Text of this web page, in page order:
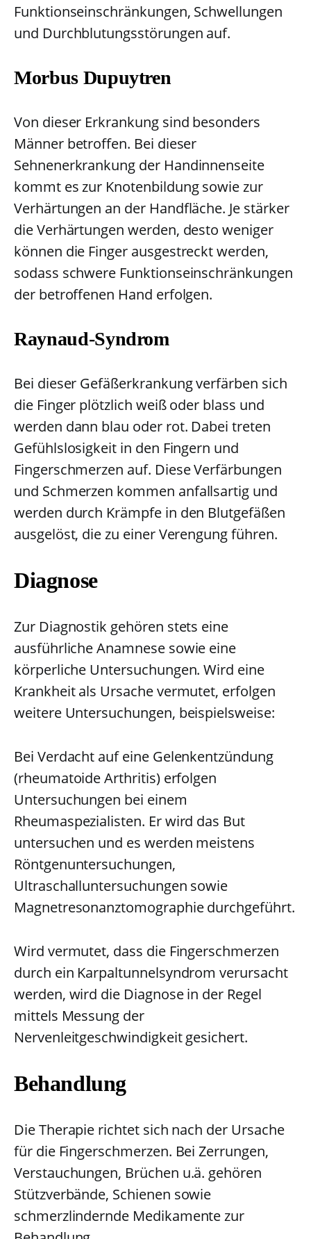
Funktionseinschränkungen, Schwellungen
und Durchblutungsstörungen auf.
Morbus Dupuytren
Von dieser Erkrankung sind besonders
Männer betroffen. Bei dieser
Sehnenerkrankung der Handinnenseite
kommt es zur Knotenbildung sowie zur
Verhärtungen an der Handfläche. Je stärker
die Verhärtungen werden, desto weniger
können die Finger ausgestreckt werden,
sodass schwere Funktionseinschränkungen
der betroffenen Hand erfolgen.
Raynaud-Syndrom
Bei dieser Gefäßerkrankung verfärben sich
die Finger plötzlich weiß oder blass und
werden dann blau oder rot. Dabei treten
Gefühlslosigkeit in den Fingern und
Fingerschmerzen auf. Diese Verfärbungen
und Schmerzen kommen anfallsartig und
werden durch Krämpfe in den Blutgefäßen
ausgelöst, die zu einer Verengung führen.
Diagnose
Zur Diagnostik gehören stets eine
ausführliche Anamnese sowie eine
körperliche Untersuchungen. Wird eine
Krankheit als Ursache vermutet, erfolgen
weitere Untersuchungen, beispielsweise:
Bei Verdacht auf eine Gelenkentzündung
(rheumatoide Arthritis) erfolgen
Untersuchungen bei einem
Rheumaspezialisten. Er wird das But
untersuchen und es werden meistens
Röntgenuntersuchungen,
Ultraschalluntersuchungen sowie
Magnetresonanztomographie durchgeführt.
Wird vermutet, dass die Fingerschmerzen
durch ein Karpaltunnelsyndrom verursacht
werden, wird die Diagnose in der Regel
mittels Messung der
Nervenleitgeschwindigkeit gesichert.
Behandlung
Die Therapie richtet sich nach der Ursache
für die Fingerschmerzen. Bei Zerrungen,
Verstauchungen, Brüchen u.ä. gehören
Stützverbände, Schienen sowie
schmerzlindernde Medikamente zur